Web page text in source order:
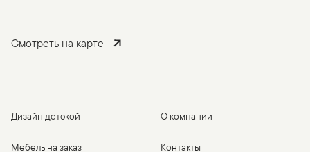
Смотреть на карте
Дизайн детской
Мебель на заказ
О компании
Контакты